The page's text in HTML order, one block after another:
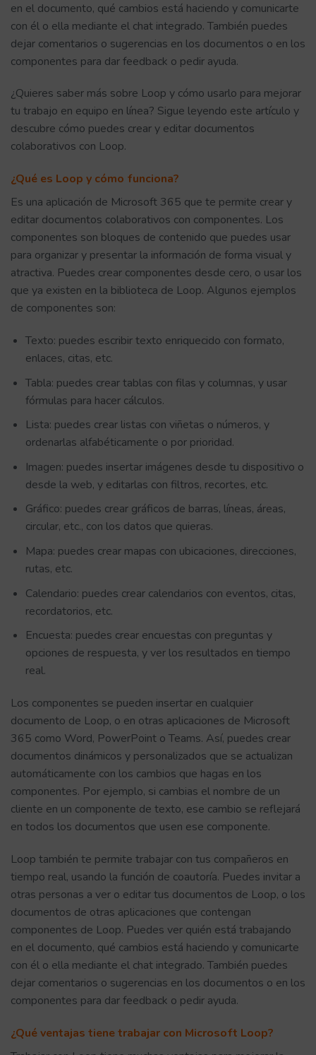
en el documento, qué cambios está haciendo y comunicarte
con él o ella mediante el chat integrado. También puedes
dejar comentarios o sugerencias en los documentos o en los
componentes para dar feedback o pedir ayuda.
¿Quieres saber más sobre Loop y cómo usarlo para mejorar
tu trabajo en equipo en línea? Sigue leyendo este artículo y
descubre cómo puedes crear y editar documentos
colaborativos con Loop.
¿Qué es Loop y cómo funciona?
Es una aplicación de Microsoft 365 que te permite crear y
editar documentos colaborativos con componentes. Los
componentes son bloques de contenido que puedes usar
para organizar y presentar la información de forma visual y
atractiva. Puedes crear componentes desde cero, o usar los
que ya existen en la biblioteca de Loop. Algunos ejemplos
de componentes son:
Texto: puedes escribir texto enriquecido con formato,
enlaces, citas, etc.
Tabla: puedes crear tablas con filas y columnas, y usar
fórmulas para hacer cálculos.
Lista: puedes crear listas con viñetas o números, y
ordenarlas alfabéticamente o por prioridad.
Imagen: puedes insertar imágenes desde tu dispositivo o
desde la web, y editarlas con filtros, recortes, etc.
Gráfico: puedes crear gráficos de barras, líneas, áreas,
circular, etc., con los datos que quieras.
Mapa: puedes crear mapas con ubicaciones, direcciones,
rutas, etc.
Calendario: puedes crear calendarios con eventos, citas,
recordatorios, etc.
Encuesta: puedes crear encuestas con preguntas y
opciones de respuesta, y ver los resultados en tiempo
real.
Los componentes se pueden insertar en cualquier
documento de Loop, o en otras aplicaciones de Microsoft
365 como Word, PowerPoint o Teams. Así, puedes crear
documentos dinámicos y personalizados que se actualizan
automáticamente con los cambios que hagas en los
componentes. Por ejemplo, si cambias el nombre de un
cliente en un componente de texto, ese cambio se reflejará
en todos los documentos que usen ese componente.
Loop también te permite trabajar con tus compañeros en
tiempo real, usando la función de coautoría. Puedes invitar a
otras personas a ver o editar tus documentos de Loop, o los
documentos de otras aplicaciones que contengan
componentes de Loop. Puedes ver quién está trabajando
en el documento, qué cambios está haciendo y comunicarte
con él o ella mediante el chat integrado. También puedes
dejar comentarios o sugerencias en los documentos o en los
componentes para dar feedback o pedir ayuda.
¿Qué ventajas tiene trabajar con Microsoft Loop?